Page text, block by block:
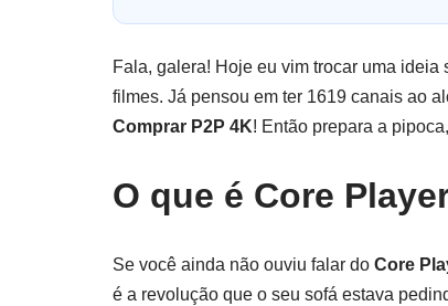
Fala, galera! Hoje eu vim trocar uma
filmes. Já pensou em ter 1619 canais ao
Comprar P2P 4K! Então prepara a
O que é Core
Se você ainda não ouviu falar do Core
é a revolução que o seu sofá estava